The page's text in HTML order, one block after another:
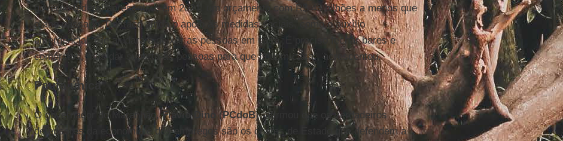
governo federal apresentou, em 2021, um orçamento com R$ 43 bilhões a menos que
o ano passado. Destaco ainda o apoio às medidas sociais, como o auxílio
emergencial. Ele ajudará a deixar as pessoas em casa. É preciso fechar bares e
comércios, mas dar suporte às pessoas para que fiquem casa”, acrescentou.
Pauta única
O governador do Maranhão,Flávio Dino (PCdoB), afirmou que os verdadeiros
defensores da economia e dos empregos são os chefes de Estado que defendem a